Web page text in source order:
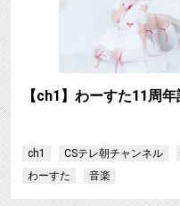
【ch1】わーすた11周
ch1 CSテレ朝チャンネル
わーすた
音楽